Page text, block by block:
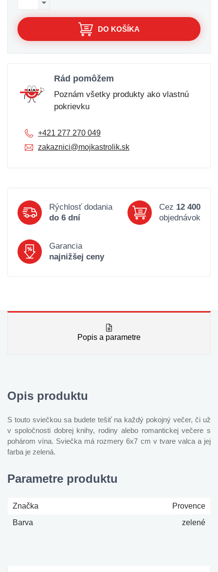
DO KOŠÍKA
Rád pomôžem
Poznám všetky produkty ako vlastnú
pokrievku
+421 277 270 049
zakaznici@mojkastrolik.sk
Rýchlosť dodania
do 6 dní
Cez 12 400
objednávok
Garancia
najnižšej ceny
Popis a parametre
Opis produktu
S touto sviečkou sa budete tešiť na každý pokojný večer, či už
v spoločnosti dobrej knihy, rodiny alebo romantickej večere s
pohárom vína. Sviečka má rozmery 6x7 cm v tvare valca a jej
farba je zelená.
Parametre produktu
Značka
Provence
Barva
zelené